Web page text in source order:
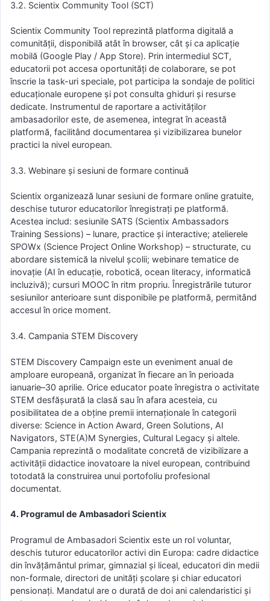
3.2. Scientix Community Tool (SCT)
Scientix Community Tool reprezintă platforma digitală a
comunității, disponibilă atât în browser, cât și ca aplicație
mobilă (Google Play / App Store). Prin intermediul SCT,
educatorii pot accesa oportunități de colaborare, se pot
înscrie la task-uri speciale, pot participa la sondaje de politici
educaționale europene și pot consulta ghiduri și resurse
dedicate. Instrumentul de raportare a activităților
ambasadorilor este, de asemenea, integrat în această
platformă, facilitând documentarea și vizibilizarea bunelor
practici la nivel european.
3.3. Webinare și sesiuni de formare continuă
Scientix organizează lunar sesiuni de formare online gratuite,
deschise tuturor educatorilor înregistrați pe platformă.
Acestea includ: sesiunile SATS (Scientix Ambassadors
Training Sessions) – lunare, practice și interactive; atelierele
SPOWx (Science Project Online Workshop) – structurate, cu
abordare sistemică la nivelul școlii; webinare tematice de
inovație (AI în educație, robotică, ocean literacy, informatică
incluzivă); cursuri MOOC în ritm propriu. Înregistrările tuturor
sesiunilor anterioare sunt disponibile pe platformă, permitând
accesul în orice moment.
3.4. Campania STEM Discovery
STEM Discovery Campaign este un eveniment anual de
amploare europeană, organizat în fiecare an în perioada
ianuarie–30 aprilie. Orice educator poate înregistra o activitate
STEM desfășurată la clasă sau în afara acesteia, cu
posibilitatea de a obține premii internaționale în categorii
diverse: Science in Action Award, Green Solutions, AI
Navigators, STE(A)M Synergies, Cultural Legacy și altele.
Campania reprezintă o modalitate concretă de vizibilizare a
activității didactice inovatoare la nivel european, contribuind
totodată la construirea unui portofoliu profesional
documentat.
4. Programul de Ambasadori Scientix
Programul de Ambasadori Scientix este un rol voluntar,
deschis tuturor educatorilor activi din Europa: cadre didactice
din învățământul primar, gimnazial și liceal, educatori din medii
non-formale, directori de unități școlare și chiar educatori
pensionați. Mandatul are o durată de doi ani calendaristici și